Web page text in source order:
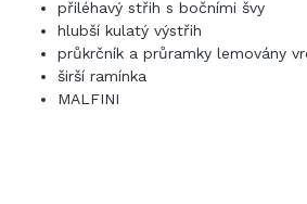
přiléhavý střih s bočními švy
hlubší kulatý výstřih
průkrčník a průramky lemovány
širší ramínka
MALFINI